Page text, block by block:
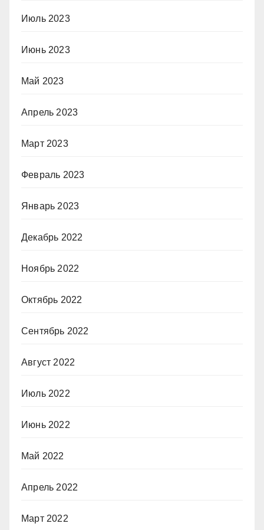
Июль 2023
Июнь 2023
Май 2023
Апрель 2023
Март 2023
Февраль 2023
Январь 2023
Декабрь 2022
Ноябрь 2022
Октябрь 2022
Сентябрь 2022
Август 2022
Июль 2022
Июнь 2022
Май 2022
Апрель 2022
Март 2022